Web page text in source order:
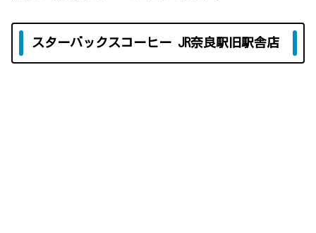
スターバックスコーヒー JR奈良駅旧駅舎店